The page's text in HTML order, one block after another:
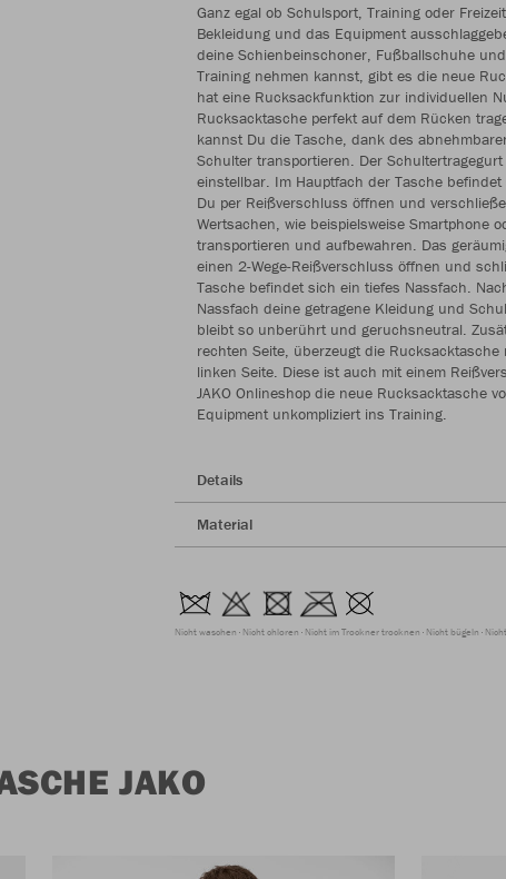
Ganz egal ob Schulsport, Training oder
Bekleidung und das Equipment
deine Schienbeinschoner, Fußballschuhe
Training nehmen kannst, gibt es die neue
hat eine Rucksackfunktion zur individuellen
Rucksacktasche perfekt auf dem Rücken
kannst Du die Tasche, dank des
Schulter transportieren. Der
einstellbar. Im Hauptfach der Tasche
Du per Reißverschluss öffnen und
Wertsachen, wie beispielsweise Smartphone
transportieren und aufbewahren. Das
einen 2-Wege-Reißverschluss öffnen und
Tasche befindet sich ein tiefes Nassfach.
Nassfach deine getragene Kleidung und
bleibt so unberührt und geruchsneutral.
rechten Seite, überzeugt die
linken Seite. Diese ist auch mit einem
JAKO Onlineshop die neue Rucksacktasche
Equipment unkompliziert ins Training.
Details
Material
Nicht waschen Nicht chloren Nicht im Trockner trocknen Nicht bügeln
JAKO